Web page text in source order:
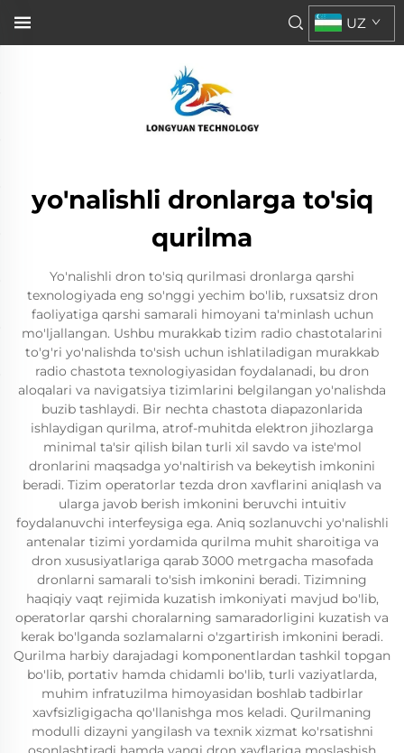
UZ
yo'nalishli dronlarga to'siq
qurilma
Yo'nalishli dron to'siq qurilmasi dronlarga qarshi
texnologiyada eng so'nggi yechim bo'lib, ruxsatsiz dron
faoliyatiga qarshi samarali himoyani ta'minlash uchun
mo'ljallangan. Ushbu murakkab tizim radio chastotalarini
to'g'ri yo'nalishda to'sish uchun ishlatiladigan murakkab
radio chastota texnologiyasidan foydalanadi, bu dron
aloqalari va navigatsiya tizimlarini belgilangan yo'nalishda
buzib tashlaydi. Bir nechta chastota diapazonlarida
ishlaydigan qurilma, atrof-muhitda elektron jihozlarga
minimal ta'sir qilish bilan turli xil savdo va iste'mol
dronlarini maqsadga yo'naltirish va bekeytish imkonini
beradi. Tizim operatorlar tezda dron xavflarini aniqlash va
ularga javob berish imkonini beruvchi intuitiv
foydalanuvchi interfeysiga ega. Aniq sozlanuvchi yo'nalishli
antenalar tizimi yordamida qurilma muhit sharoitiga va
dron xususiyatlariga qarab 3000 metrgacha masofada
dronlarni samarali to'sish imkonini beradi. Tizimning
haqiqiy vaqt rejimida kuzatish imkoniyati mavjud bo'lib,
operatorlar qarshi choralarning samaradorligini kuzatish va
kerak bo'lganda sozlamalarni o'zgartirish imkonini beradi.
Qurilma harbiy darajadagi komponentlardan tashkil topgan
bo'lib, portativ hamda chidamli bo'lib, turli vaziyatlarda,
muhim infratuzilma himoyasidan boshlab tadbirlar
xavfsizligigacha qo'llanishga mos keladi. Qurilmaning
modulli dizayni yangilash va texnik xizmat ko'rsatishni